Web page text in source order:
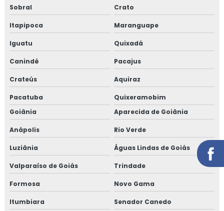
Sobral Crato
Itapipoca Maranguape
Iguatu Quixadá
Canindé Pacajus
Crateús Aquiraz
Pacatuba
Quixeramobim
Goiânia
Aparecida de Goiânia
Anápolis Rio Verde
Luziânia Águas Lindas de Goiás
Valparaíso de Goiás Trindade
Formosa Novo Gama
Itumbiara Senador Canedo